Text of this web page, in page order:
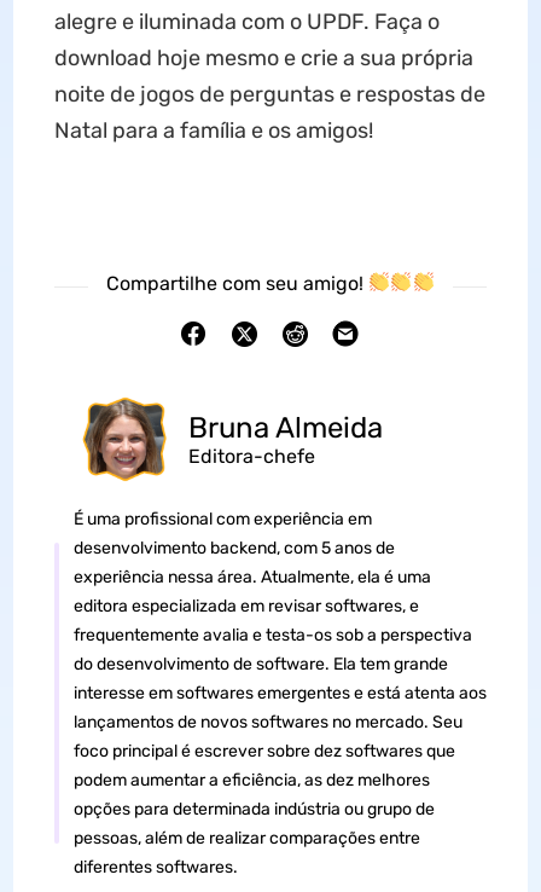
alegre e iluminada com o UPDF. Faça o
download hoje mesmo e crie a sua própria
noite de jogos de perguntas e respostas de
Natal para a família e os amigos!
Compartilhe com seu amigo!
Bruna Almeida
Editora-chefe
É uma profissional com experiência em
desenvolvimento backend, com 5 anos de
experiência nessa área. Atualmente, ela é uma
editora especializada em revisar softwares, e
frequentemente avalia e testa-os sob a perspectiva
do desenvolvimento de software. Ela tem grande
interesse em softwares emergentes e está atenta aos
lançamentos de novos softwares no mercado. Seu
foco principal é escrever sobre dez softwares que
podem aumentar a eficiência, as dez melhores
opções para determinada indústria ou grupo de
pessoas, além de realizar comparações entre
diferentes softwares.